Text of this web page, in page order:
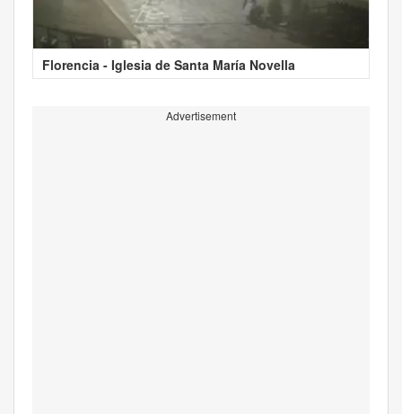
Florencia - Iglesia de Santa María Novella
Advertisement